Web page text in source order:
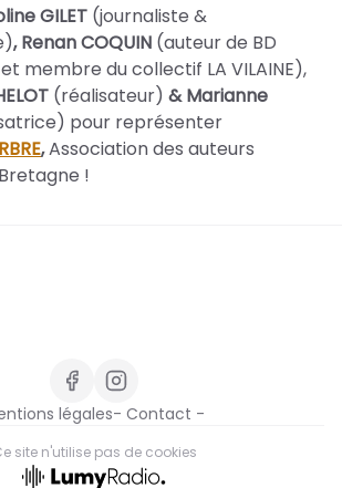
GILET (journaliste &
, Renan COQUIN (auteur de BD
membre du collectif LA VILAINE),
(réalisateur) & Marianne
pour représenter
,Association des auteurs
!
légales- Contact -
site n'utilise pas de cookies